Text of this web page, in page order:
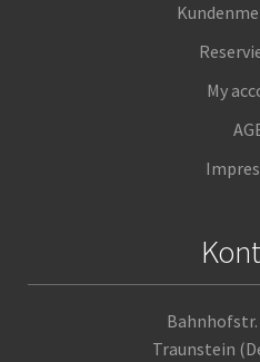
My
Bahnhofstr.
Traunstein